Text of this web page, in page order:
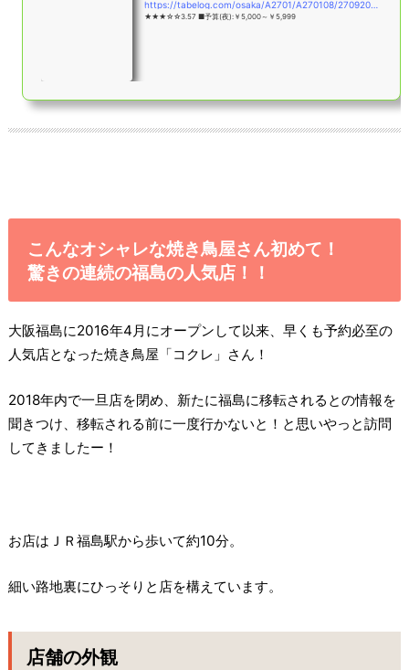
★★★☆☆3.57 ■予算(夜):￥5,000～￥5,999
こんなオシャレな焼き鳥屋さん初めて！
驚きの連続の福島の人気店！！
大阪福島に2016年4月にオープンして以来、早くも予約必至の
人気店となった焼き鳥屋「コクレ」さん！
2018年内で一旦店を閉め、新たに福島に移転されるとの情報を
聞きつけ、移転される前に一度行かないと！と思いやっと訪問
してきましたー！
お店はＪＲ福島駅から歩いて約10分。
細い路地裏にひっそりと店を構えています。
店舗の外観